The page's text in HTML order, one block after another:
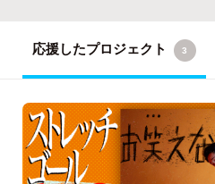
応援したプロジェクト 3